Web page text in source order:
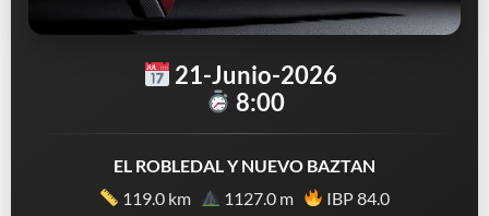
21-Junio-2026
8:00
EL ROBLEDAL Y NUEVO BAZTAN
119.0 km
1127.0 m IBP 84.0